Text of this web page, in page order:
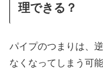
理できる？
パイプのつまりは、
なくなってしまう可